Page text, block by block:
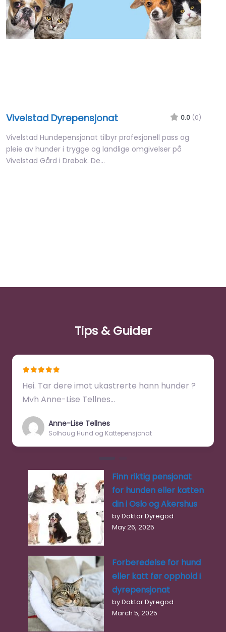
Vivelstad Dyrepensjonat 0.0 (0)
Vivelstad Hundepensjonat tilbyr profesjonell pass og
pleie av hunder i trygge og landlige omgivelser på
Vivelstad Gård i Drøbak. De…
Tips & Guider
Hei. Tar dere imot ukastrerte hann hunder ?
Mvh Anne-Lise Tellnes…
Anne-Lise Tellnes
Solhaug Hund og Kattepensjonat
Finn riktig pensjonat
for hunden eller katten
din i Oslo og Akershus
by Doktor Dyregod
May 26, 2025
Forberedelse for hund
eller katt før opphold i
dyrepensjonat
by Doktor Dyregod
March 5, 2025